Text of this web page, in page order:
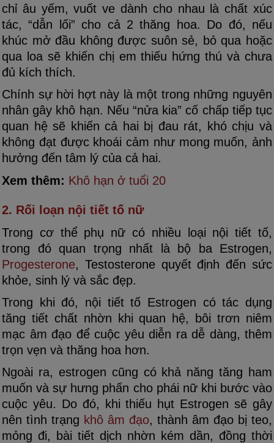
chỉ âu yếm, vuốt ve dành cho nhau là chất xúc
tác, “dẫn lối” cho cả 2 thăng hoa. Do đó, nếu
khúc mở đầu không được suôn sẻ, bỏ qua hoặc
qua loa sẽ khiến chị em thiếu hứng thú và chưa
đủ kích thích.
Chính sự hời hợt này là một trong những nguyên
nhân gây khô hạn. Nếu “nửa kia” cố chấp tiếp tục
quan hệ sẽ khiến cả hai bị đau rát, khó chịu và
không đạt được khoái cảm như mong muốn, ảnh
hưởng đến tâm lý của cả hai.
Xem thêm: Khô hạn ở tuổi 20
2. Rối loạn nội tiết tố nữ
Trong cơ thể phụ nữ có nhiều loại nội tiết tố,
trong đó quan trọng nhất là bộ ba Estrogen,
Progesterone, Testosterone quyết định đến sức
khỏe, sinh lý và sắc đẹp.
Trong khi đó, nội tiết tố Estrogen có tác dụng
tăng tiết chất nhờn khi quan hệ, bôi trơn niêm
mạc âm đạo để cuộc yêu diễn ra dễ dàng, thêm
trọn vẹn và thăng hoa hơn.
Ngoài ra, estrogen cũng có khả năng tăng ham
muốn và sự hưng phấn cho phái nữ khi bước vào
cuộc yêu. Do đó, khi thiếu hụt Estrogen sẽ gây
nên tình trạng khô âm đạo, thành âm đạo bị teo,
mỏng đi, bài tiết dịch nhờn kém dần, đồng thời